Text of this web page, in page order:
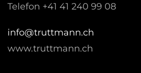
Telefon +41 41 240 99 08
hc.nnamtturt@ofni
www.truttmann.ch